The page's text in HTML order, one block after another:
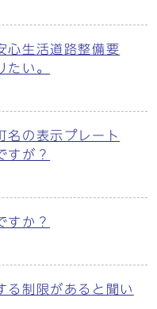
心生活道路整備要
たい。
名の表示プレート
すが？
すか？
る制限があると聞い